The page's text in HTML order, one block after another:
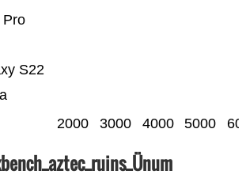
S22
Pro
2000 3000 4000 5000